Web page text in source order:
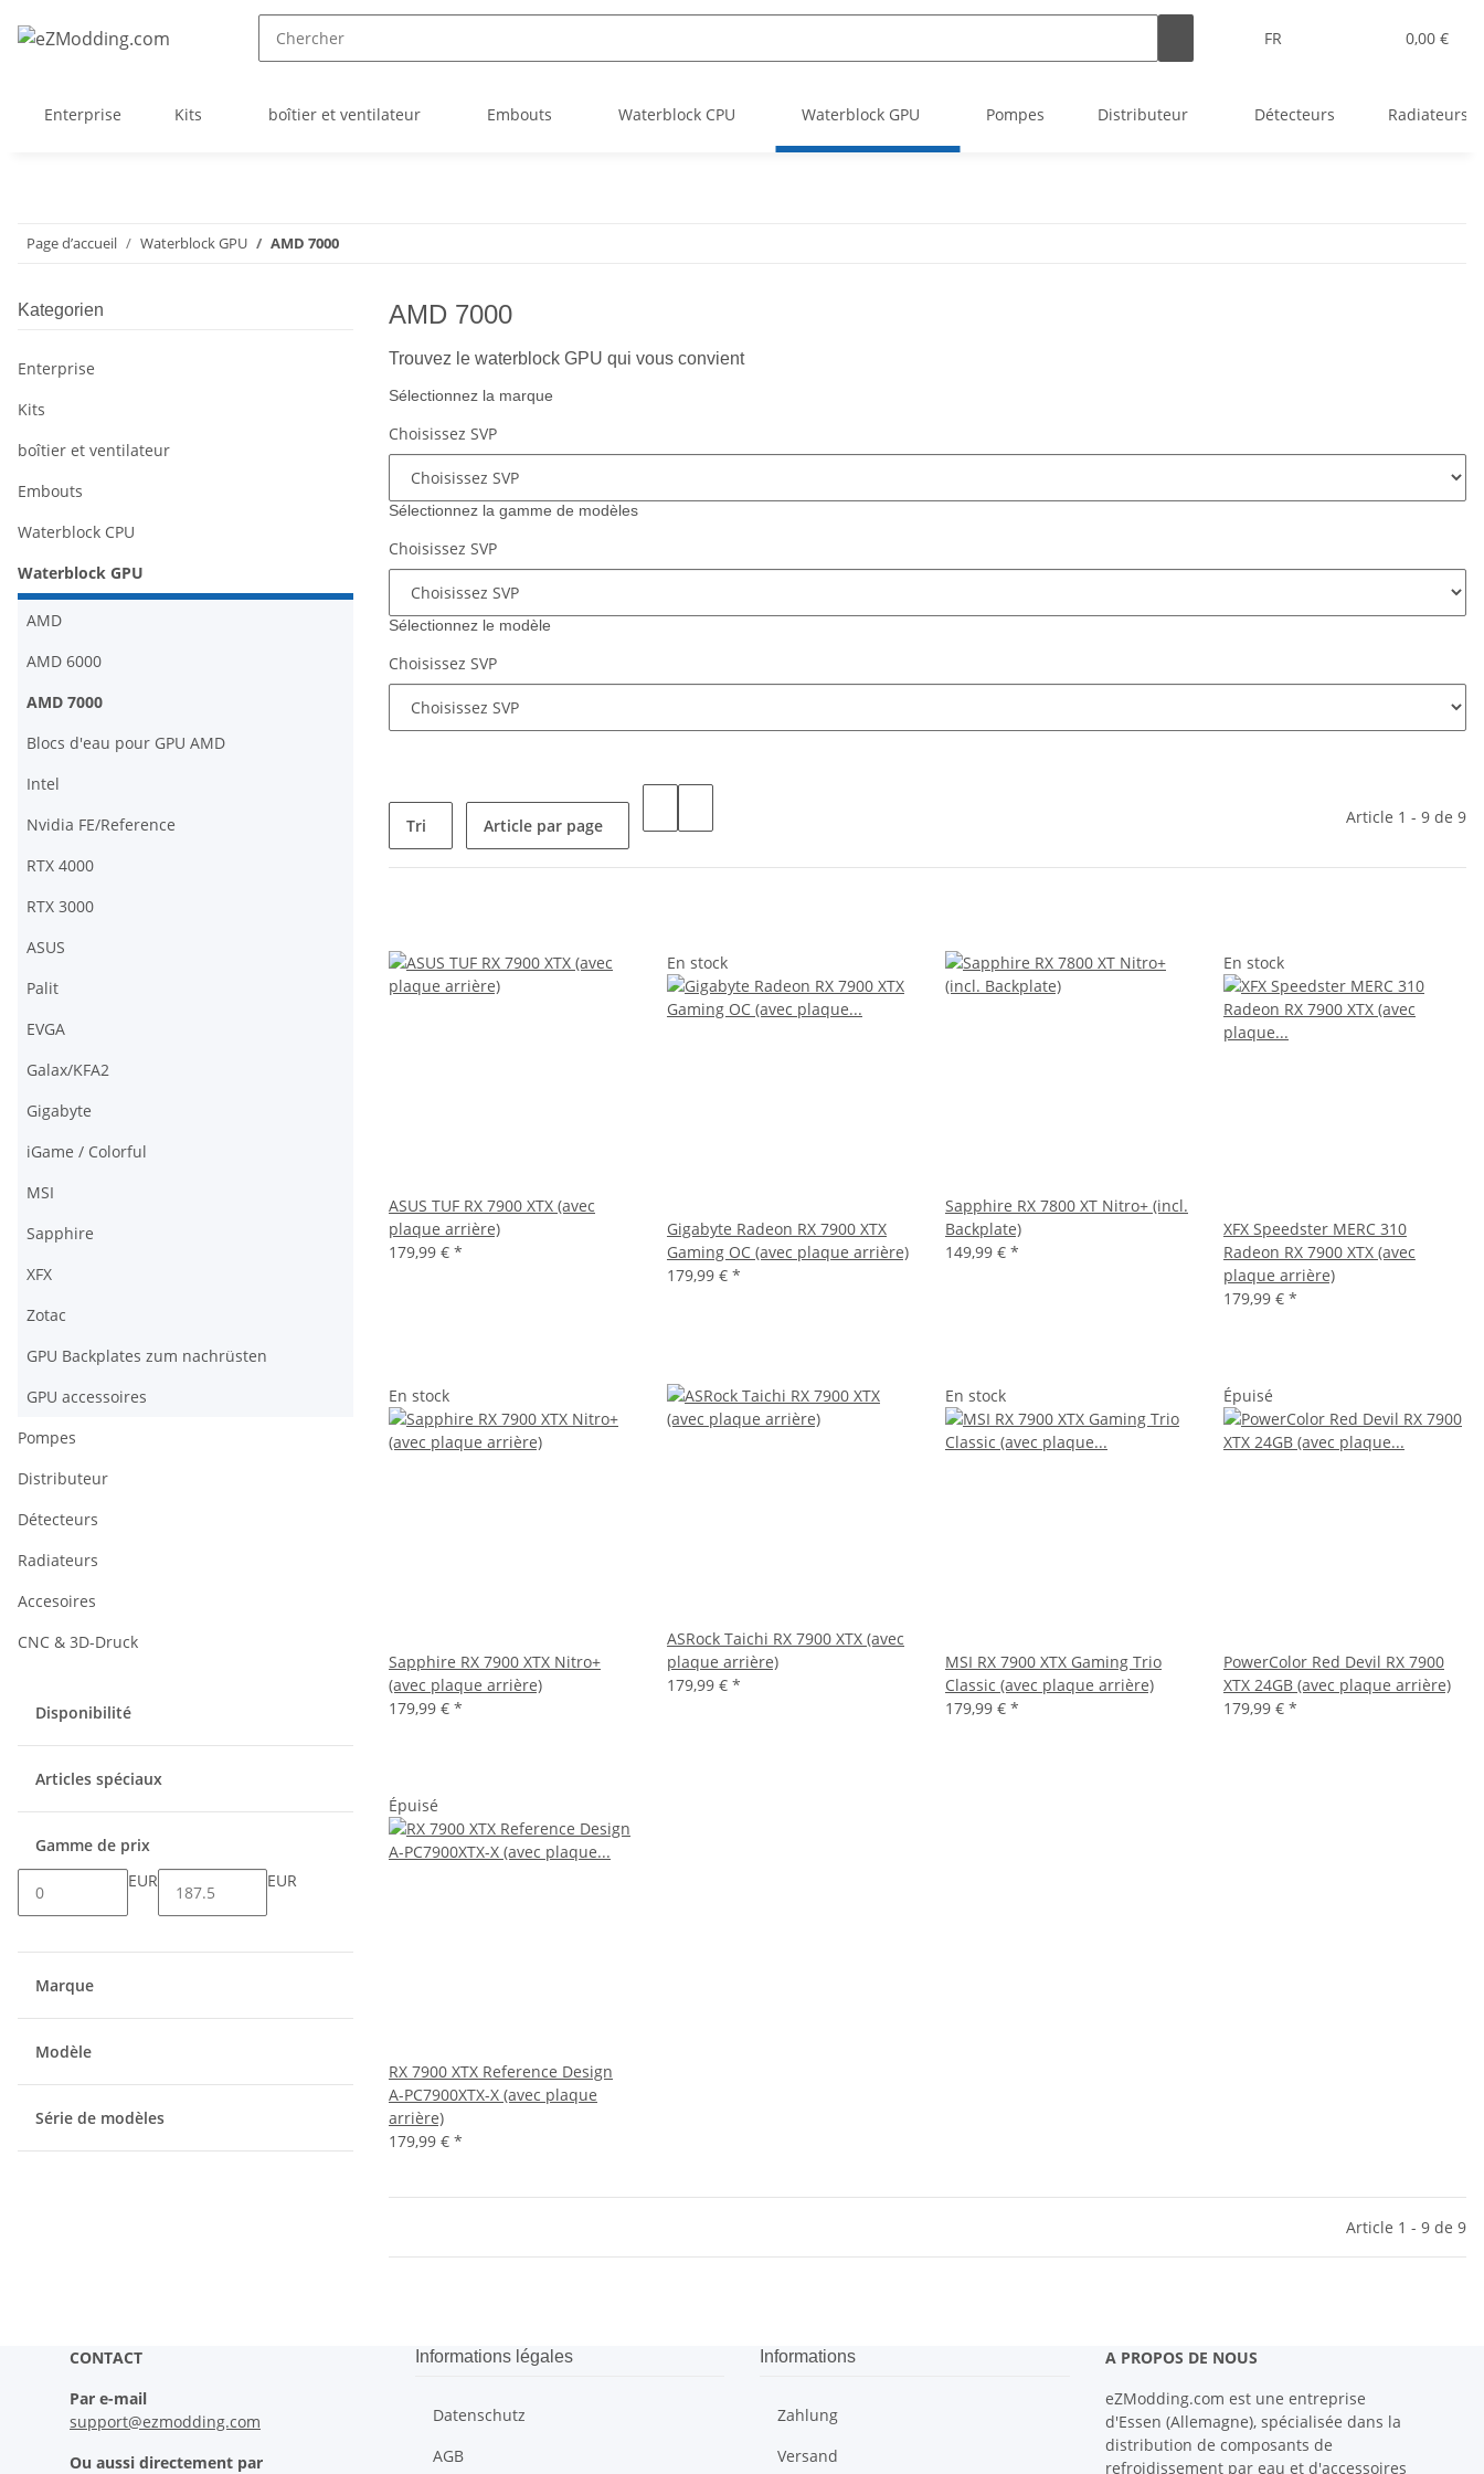
FR 0,00 €
Enterprise Kits boîtier et ventilateur Embouts Waterblock CPU Waterblock GPU Pompes Distributeur Détecteurs Radiateurs
Page d’accueil Waterblock GPU AMD 7000
AMD 7000
Trouvez le waterblock GPU qui vous convient
Sélectionnez la marque
Choisissez SVP
Sélectionnez la gamme de modèles
Choisissez SVP
Sélectionnez le modèle
Choisissez SVP
Tri Article par page Article 1 - 9 de 9
ASUS TUF RX 7900 XTX (avec
plaque arrière)
179,99 € *
En stock
Gigabyte Radeon RX 7900 XTX
Gaming OC (avec plaque arrière)
179,99 € *
Sapphire RX 7800 XT Nitro+ (incl.
Backplate)
149,99 € *
En stock
XFX Speedster MERC 310
Radeon RX 7900 XTX (avec
plaque arrière)
179,99 € *
En stock
Sapphire RX 7900 XTX Nitro+
(avec plaque arrière)
179,99 € *
ASRock Taichi RX 7900 XTX (avec
plaque arrière)
179,99 € *
En stock
MSI RX 7900 XTX Gaming Trio
Classic (avec plaque arrière)
179,99 € *
Épuisé
PowerColor Red Devil RX 7900
XTX 24GB (avec plaque arrière)
179,99 € *
Épuisé
RX 7900 XTX Reference Design
A-PC7900XTX-X (avec plaque
arrière)
179,99 € *
Article 1 - 9 de 9
Kategorien
Enterprise
Kits
boîtier et ventilateur
Embouts
Waterblock CPU
Waterblock GPU
AMD
AMD 6000
AMD 7000
Blocs d'eau pour GPU AMD
Intel
Nvidia FE/Reference
RTX 4000
RTX 3000
ASUS
Palit
EVGA
Galax/KFA2
Gigabyte
iGame / Colorful
MSI
Sapphire
XFX
Zotac
GPU Backplates zum nachrüsten
GPU accessoires
Pompes
Distributeur
Détecteurs
Radiateurs
Accesoires
CNC & 3D-Druck
Disponibilité
Articles spéciaux
Gamme de prix
EUR
EUR
Marque
Modèle
Série de modèles
CONTACT
Par e-mail
support@ezmodding.com
Ou aussi directement par
Informations légales
Datenschutz
AGB
Informations
Zahlung
Versand
A PROPOS DE NOUS
eZModding.com est une entreprise
d'Essen (Allemagne), spécialisée dans la
distribution de composants de
refroidissement par eau et d'accessoires